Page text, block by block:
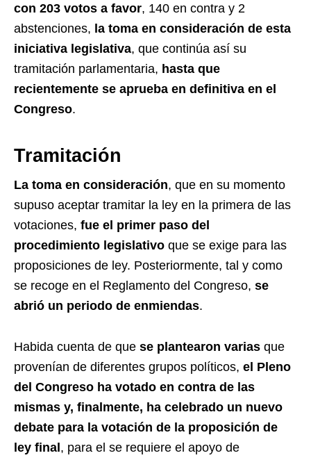
con 203 votos a favor, 140 en contra y 2
abstenciones, la toma en consideración de esta
iniciativa legislativa, que continúa así su
tramitación parlamentaria, hasta que
recientemente se aprueba en definitiva en el
Congreso.
Tramitación
La toma en consideración, que en su momento
supuso aceptar tramitar la ley en la primera de las
votaciones, fue el primer paso del
procedimiento legislativo que se exige para las
proposiciones de ley. Posteriormente, tal y como
se recoge en el Reglamento del Congreso, se
abrió un periodo de enmiendas.
Habida cuenta de que se plantearon varias que
provenían de diferentes grupos políticos, el Pleno
del Congreso ha votado en contra de las
mismas y, finalmente, ha celebrado un nuevo
debate para la votación de la proposición de
ley final , para el se requiere el apoyo de